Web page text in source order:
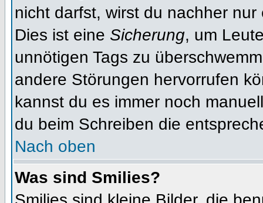
nicht darfst, wirst du nachher
Dies ist eine Sicherung, um
unnötigen Tags zu
andere Störungen hervorrufen
kannst du es immer noch
du beim Schreiben die
Nach oben
Was sind Smilies?